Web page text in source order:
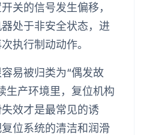
关的信号发生偏移，
处于非安全状态，进
执行制动动作。
易被归类为“偶发故
生产环境里，复位机构
效才是最常见的诱
位系统的清洁和润滑